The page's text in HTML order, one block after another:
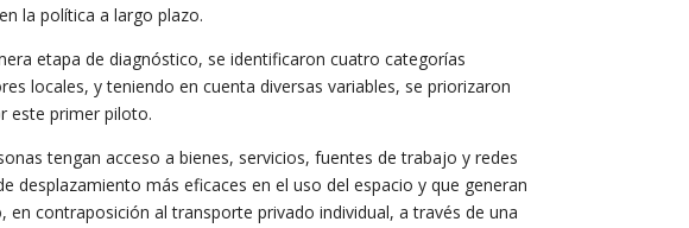
la política a largo plazo.
etapa de diagnóstico, se identificaron cuatro categorías
locales, y teniendo en cuenta diversas variables, se priorizaron
este primer piloto.
tengan acceso a bienes, servicios, fuentes de trabajo y redes
desplazamiento más eficaces en el uso del espacio y que generan
contraposición al transporte privado individual, a través de una